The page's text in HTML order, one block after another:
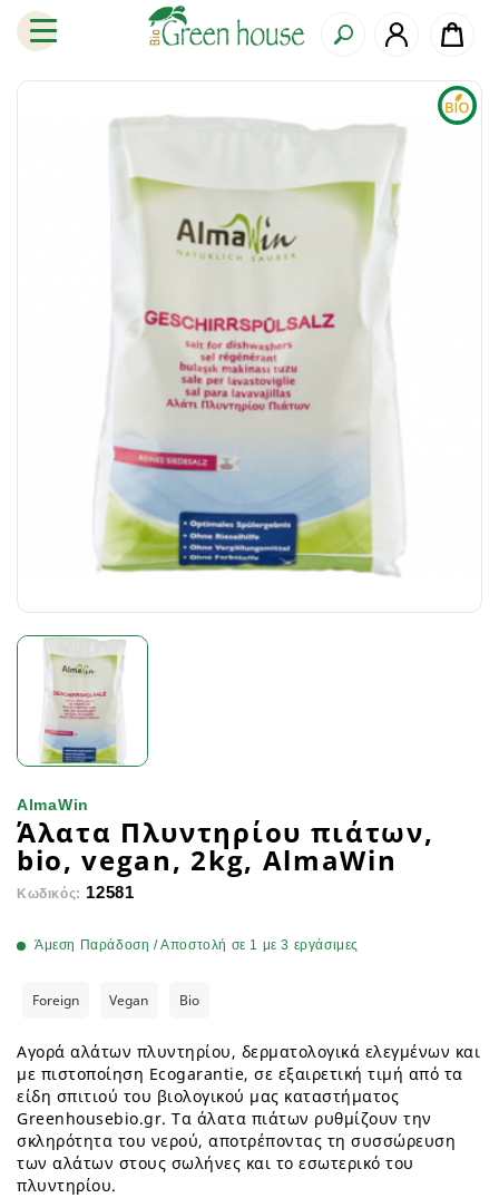
AlmaWin
Άλατα Πλυντηρίου πιάτων,
bio, vegan, 2kg, AlmaWin
Κωδικός: 12581
Άμεση Παράδοση / Αποστολή σε 1 με 3 εργάσιμες
Foreign Vegan Bio
Αγορά αλάτων πλυντηρίου, δερματολογικά ελεγμένων και
με πιστοποίηση Ecogarantie, σε εξαιρετική τιμή από τα
είδη σπιτιού του βιολογικού μας καταστήματος
Greenhousebio.gr. Τα άλατα πιάτων ρυθμίζουν την
σκληρότητα του νερού, αποτρέποντας τη συσσώρευση
των αλάτων στους σωλήνες και το εσωτερικό του
πλυντηρίου.